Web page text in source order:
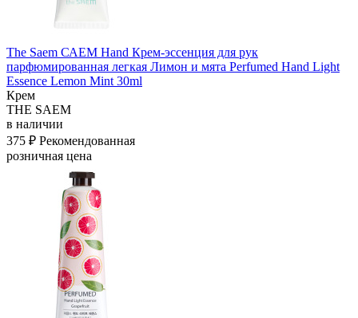
The Saem САЕМ Hand Крем-эссенция для рук
парфюмированная легкая Лимон и мята Perfumed Hand Light
Essence Lemon Mint 30ml
Крем
THE SAEM
в наличии
375 ₽ Рекомендованная
розничная цена